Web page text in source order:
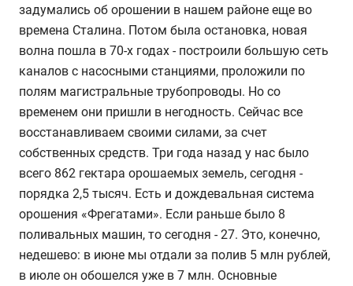
задумались об орошении в нашем районе еще во
времена Сталина. Потом была остановка, новая
волна пошла в 70-х годах - построили большую сеть
каналов с насосными станциями, проложили по
полям магистральные трубопроводы. Но со
временем они пришли в негодность. Сейчас все
восстанавливаем своими силами, за счет
собственных средств. Три года назад у нас было
всего 862 гектара орошаемых земель, сегодня -
порядка 2,5 тысяч. Есть и дождевальная система
орошения «Фрегатами». Если раньше было 8
поливальных машин, то сегодня - 27. Это, конечно,
недешево: в июне мы отдали за полив 5 млн рублей,
в июле он обошелся уже в 7 млн. Основные